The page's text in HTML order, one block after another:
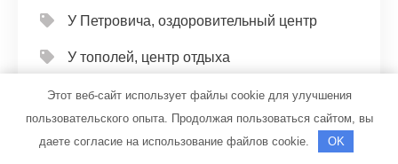
У Петровича, оздоровительный центр
У тополей, центр отдыха
Ультра Окна Питер, производственно-
монтажная компания
Этот веб-сайт использует файлы cookie для улучшения
пользовательского опыта. Продолжая пользоваться сайтом, вы
даете согласие на использование файлов cookie.
OK